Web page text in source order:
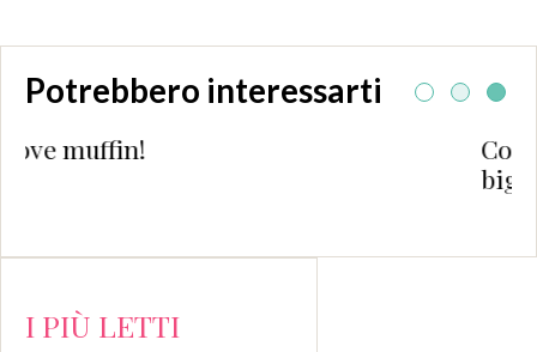
Potrebbero interessarti
Come rendere
biglietto di auguri di
I PIÙ LETTI